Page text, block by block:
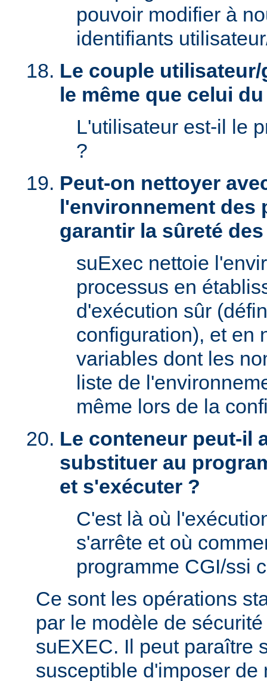
pouvoir modifier à
identifiants
Le couple
le même que celui
L'utilisateur est-il le
?
Peut-on nettoyer
l'environnement des
garantir la sûreté
suExec nettoie
processus en
d'exécution sûr
configuration), et en
variables dont les
liste de
même lors de la
Le conteneur peut-il
substituer au
et s'exécuter ?
C'est là où
s'arrête et où
programme CGI/ssi
Ce sont les opérations
par le modèle de
suEXEC. Il peut paraître
susceptible d'imposer